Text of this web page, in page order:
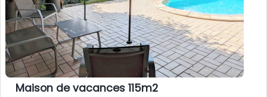
Maison de vacances 115m2